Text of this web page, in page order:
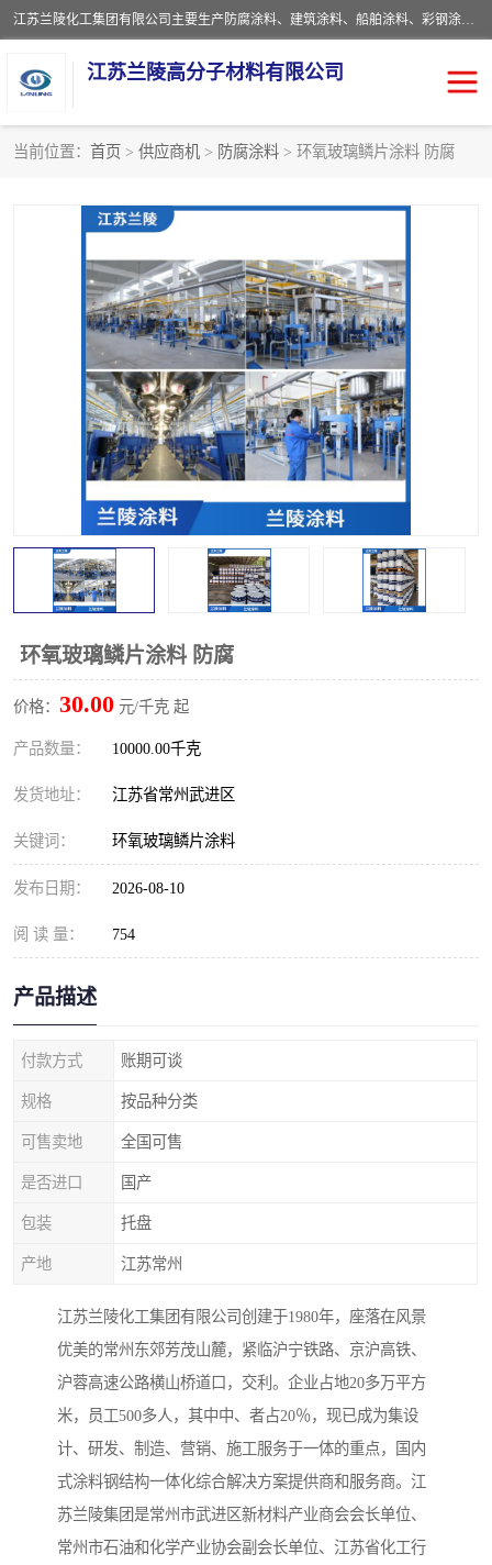
江苏兰陵化工集团有限公司主要生产防腐涂料、建筑涂料、船舶涂料、彩钢涂料、粉末涂料五大类产品，具备10 万吨年生产能力，可以提供优质精良的涂装施工服务，产品广销全国各地，大量出口亚非欧及拉美等国家。
江苏兰陵高分子材料有限公司
当前位置： 首页 > 供应商机 > 防腐涂料 > 环氧玻璃鳞片涂料 防腐
环氧玻璃鳞片涂料 防腐
价格： 30.00 元/千克 起
产品数量： 10000.00千克
发货地址： 江苏省常州武进区
关键词： 环氧玻璃鳞片涂料
发布日期： 2026-08-10
阅 读 量： 754
产品描述
付款方式 账期可谈
规格 按品种分类
可售卖地 全国可售
是否进口 国产
包装 托盘
产地 江苏常州
江苏兰陵化工集团有限公司创建于1980年，座落在风景
优美的常州东郊芳茂山麓，紧临沪宁铁路、京沪高铁、
沪蓉高速公路横山桥道口，交利。企业占地20多万平方
米，员工500多人，其中中、者占20％，现已成为集设
计、研发、制造、营销、施工服务于一体的重点，国内
式涂料钢结构一体化综合解决方案提供商和服务商。江
苏兰陵集团是常州市武进区新材料产业商会会长单位、
常州市石油和化学产业协会副会长单位、江苏省化工行
船舶涂料 风电专用涂料
彩钢涂料 粉末涂料
聚脲涂料 流体机械专用涂料
建筑涂料